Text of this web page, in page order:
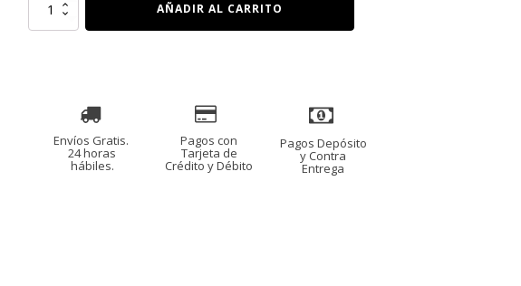
ODYSSEY
SKY
AÑADIR AL CARRITO
Envíos Gratis.
24 horas
hábiles.
Pagos con
Tarjeta de
Crédito y Débito
Pagos Depósito
y Contra
Entrega